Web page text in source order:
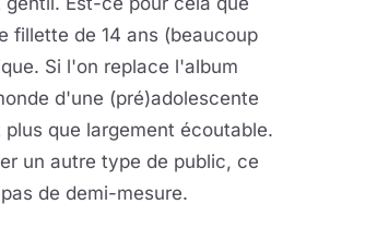
fillette de 14 ans (beaucoup
Si l'on replace l'album
d'une (pré)adolescente
que largement écoutable.
un autre type de public, ce
de demi-mesure.